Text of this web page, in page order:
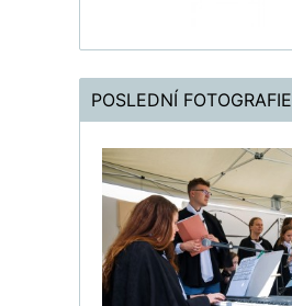
POSLEDNÍ FOTOGRAFIE